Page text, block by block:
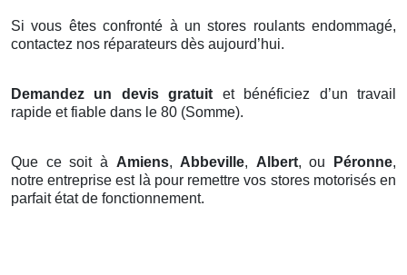
Si vous êtes confronté à un stores roulants endommagé,
contactez nos réparateurs dès aujourd’hui.
Demandez un devis gratuit et bénéficiez d’un travail
rapide et fiable dans le 80 (Somme).
Que ce soit à Amiens, Abbeville, Albert, ou Péronne,
notre entreprise est là pour remettre vos stores motorisés en
parfait état de fonctionnement.